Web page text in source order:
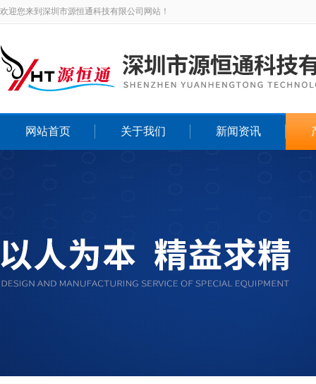
欢迎您来到深圳市源恒通科技有限公司网站！
网站首页 关于我们 新闻资讯